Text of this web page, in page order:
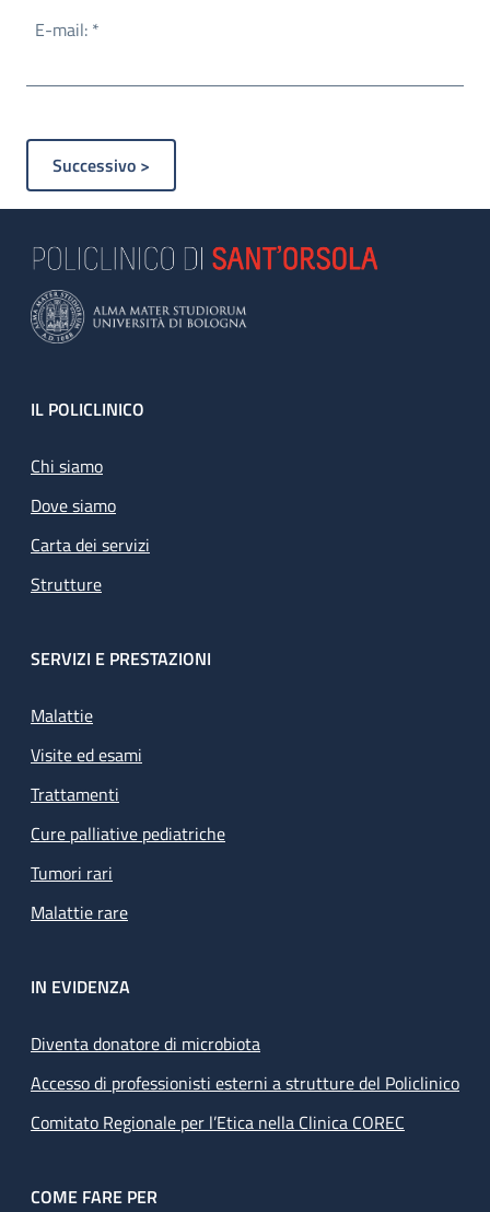
E-mail: *
Footer
IL POLICLINICO
Chi siamo
Dove siamo
Carta dei servizi
Strutture
SERVIZI E PRESTAZIONI
Malattie
Visite ed esami
Trattamenti
Cure palliative pediatriche
Tumori rari
Malattie rare
IN EVIDENZA
Diventa donatore di microbiota
Accesso di professionisti esterni a strutture del Policlinico
Comitato Regionale per l’Etica nella Clinica COREC
COME FARE PER